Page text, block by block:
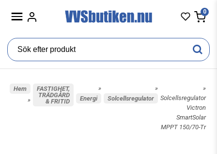
0
Hem
»
FASTIGHET,
TRÄDGÅRD
& FRITID
»
Energi
»
Solcellsregulator
»
Solcellsregulator
Victron
SmartSolar
MPPT 150/70-Tr